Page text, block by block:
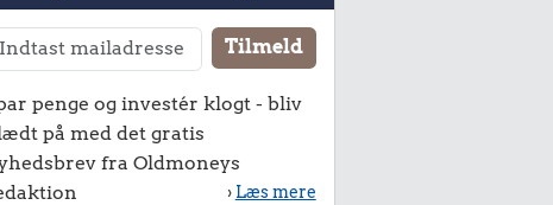
penge og investér klogt - bliv
på med det gratis
fra Oldmoneys
› Læs mere